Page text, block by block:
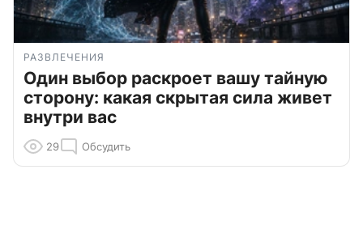
РАЗВЛЕЧЕНИЯ
Один выбор раскроет вашу тайную
сторону: какая скрытая сила живет
внутри вас
29 Обсудить